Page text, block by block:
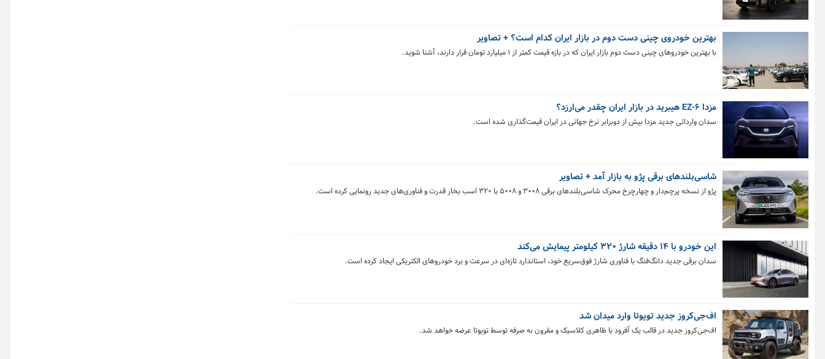
بهترین خودروی چینی دست دوم در بازار ایران کدام است؟ + تصاویر
با بهترین خودروهای چینی دست دوم بازار ایران که در بازه قیمت کمتر از ۱ میلیارد تومان قرار دارند، آشنا شوید.
مزدا EZ-۶ هیبرید در بازار ایران چقدر می‌ارزد؟
سدان وارداتی جدید مزدا بیش از دوبرابر نرخ جهانی در ایران قیمت‌گذاری شده است.
شاسی‌بلندهای برقی پژو به بازار آمد + تصاویر
پژو از نسخه پرچم‌دار و چهارچرخ محرک شاسی‌بلندهای برقی ۳۰۰۸ و ۵۰۰۸ با ۳۲۰ اسب بخار قدرت و فناوری‌های جدید رونمایی کرده است.
این خودرو با ۱۴ دقیقه شارژ ۳۲۰ کیلومتر پیمایش می‌کند
سدان برقی جدید دانگ‌فنگ با فناوری شارژ فوق‌سریع خود، استاندارد تازه‌ای در سرعت و برد خودروهای الکتریکی ایجاد کرده است.
اف‌جی‌کروز جدید تویوتا وارد میدان شد
اف‌جی‌کروز جدید در قالب یک آفرود با ظاهری کلاسیک و مقرون به صرفه توسط تویوتا عرضه خواهد شد.